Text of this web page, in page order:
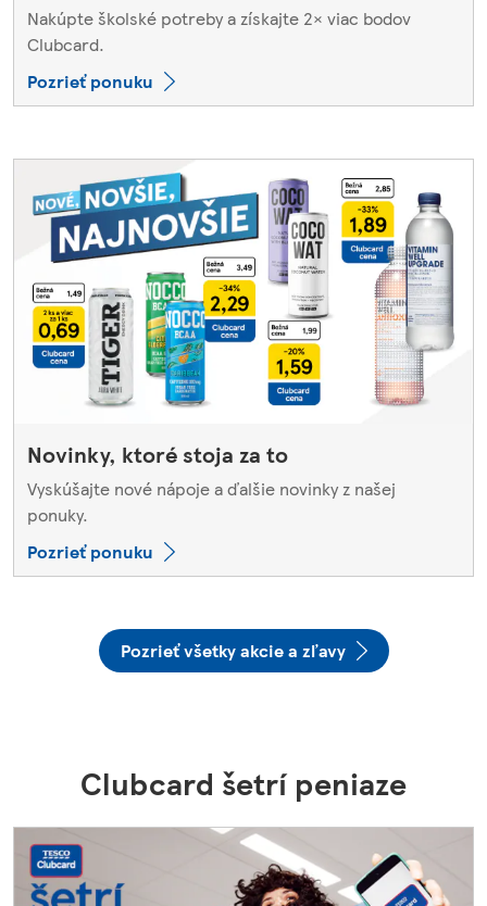
Nakúpte školské potreby a získajte 2× viac bodov
Clubcard.
Pozrieť ponuku
Novinky, ktoré stoja za to
Vyskúšajte nové nápoje a ďalšie novinky z našej
ponuky.
Pozrieť ponuku
Pozrieť všetky akcie a zľavy
Clubcard šetrí peniaze